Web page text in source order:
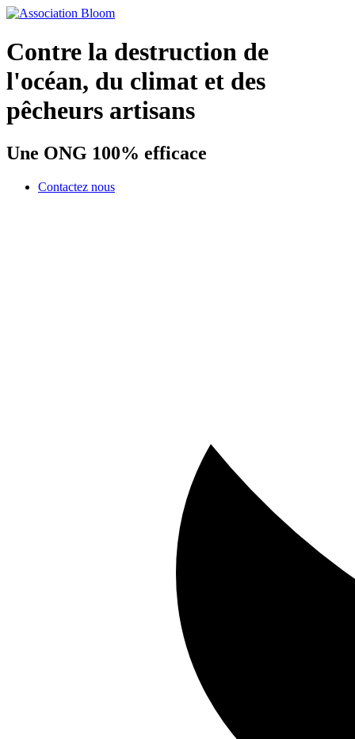
Contre la destruction de
l'océan, du climat et des
pêcheurs artisans
Une ONG 100% efficace
Contactez nous